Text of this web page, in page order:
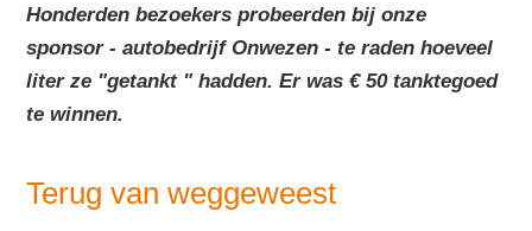
Honderden bezoekers probeerden bij onze
sponsor - autobedrijf Onwezen - te raden hoeveel
liter ze "getankt " hadden. Er was € 50 tanktegoed
te winnen.
Terug van weggeweest